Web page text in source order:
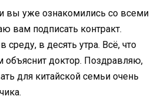
вы уже ознакомились со всеми
вам подписать контракт.
среду, в десять утра. Всё, что
объяснит доктор. Поздравляю,
для китайской семьи очень